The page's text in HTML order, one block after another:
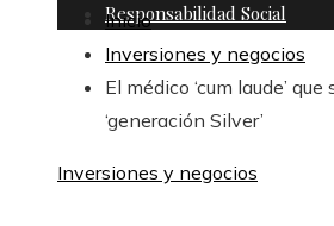
Responsabilidad Social
Inicio
Inversiones y negocios
El médico ‘cum laude’
‘generación Silver’
Inversiones y negocios